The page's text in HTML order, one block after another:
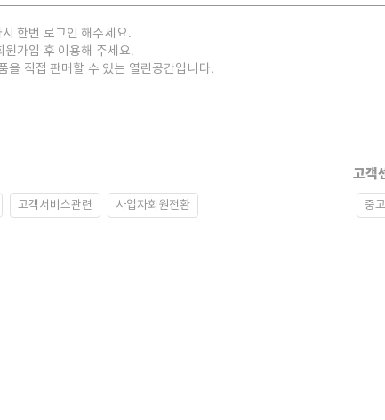
한번 로그인 해주세요.
원가입 후 이용해 주세요.
을 직접 판매할 수 있는 열린공간입니다.
고객서비스관련 사업자회원전환
고객
중